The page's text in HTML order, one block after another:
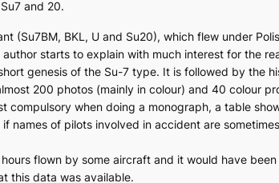
and 20.
(Su7BM, BKL, U and Su20), which flew under
starts to explain with much interest for the
genesis of the Su-7 type. It is followed by the
200 photos (mainly in colour) and 40 colour
compulsory when doing a monograph, a table
names of pilots involved in accident are
flown by some aircraft and it would have
this data was available.